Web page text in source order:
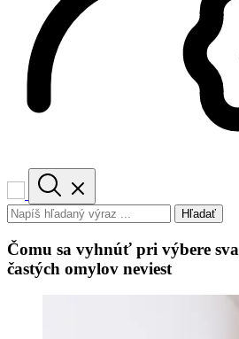
Hľadať
Čomu sa vyhnúť pri výbere
častých omylov neviest